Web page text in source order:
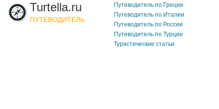
Turtella.ru
ПУТЕВОДИТЕЛЬ
Путеводитель по Греции
Путеводитель по Италии
Путеводитель по России
Путеводитель по Турции
Туристические статьи